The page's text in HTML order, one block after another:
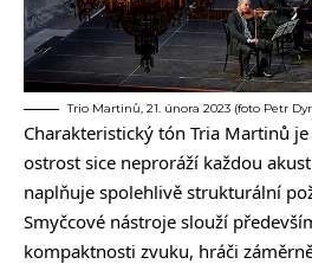
Trio Martinů, 21. února 2023 (foto Petr
Charakteristický tón Tria Martinů
ostrost sice neproráží každou
naplňuje spolehlivě strukturální
Smyčcové nástroje slouží
kompaktnosti zvuku, hráči